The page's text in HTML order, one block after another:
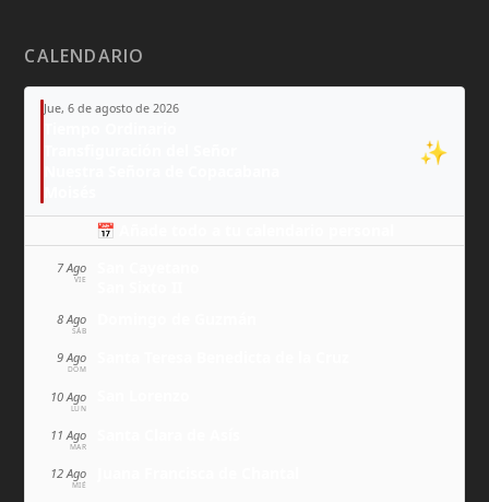
CALENDARIO
Jue, 6 de agosto de 2026
✨
📅 Añade todo a tu calendario personal
7 Ago
VIE
8 Ago
SÁB
9 Ago
DOM
10 Ago
LUN
11 Ago
MAR
12 Ago
MIÉ